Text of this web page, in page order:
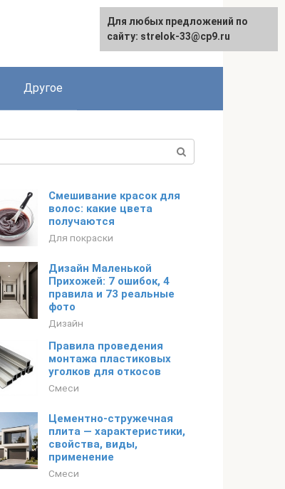
Другое
Смешивание красок для
волос: какие цвета
получаются
Для покраски
Дизайн Маленькой
Прихожей: 7 ошибок, 4
правила и 73 реальные
фото
Дизайн
Правила проведения
монтажа пластиковых
уголков для откосов
Смеси
Цементно-стружечная
плита — характеристики,
свойства, виды,
применение
Смеси
Для любых предложений по
сайту: strelok-33@cp9.ru
Для любых предложений по
сайту: strelok-33@cp9.ru